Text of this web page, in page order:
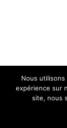
Nous
expérience sur
site, nous